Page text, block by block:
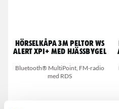
Hörselkåpa 3M PELTOR WS
Alert XPI+ med hjässbygel
Bluetooth® MultiPoint, FM-radio
med RDS